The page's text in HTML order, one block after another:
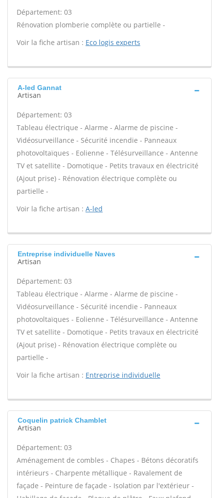
Département: 03
Rénovation plomberie complète ou partielle -
Voir la fiche artisan : Eco logis experts
A-led Gannat
Artisan
Département: 03
Tableau électrique - Alarme - Alarme de piscine -
Vidéosurveillance - Sécurité incendie - Panneaux
photovoltaïques - Eolienne - Télésurveillance - Antenne
TV et satellite - Domotique - Petits travaux en électricité
(Ajout prise) - Rénovation électrique complète ou
partielle -
Voir la fiche artisan : A-led
Entreprise individuelle Naves
Artisan
Département: 03
Tableau électrique - Alarme - Alarme de piscine -
Vidéosurveillance - Sécurité incendie - Panneaux
photovoltaïques - Eolienne - Télésurveillance - Antenne
TV et satellite - Domotique - Petits travaux en électricité
(Ajout prise) - Rénovation électrique complète ou
partielle -
Voir la fiche artisan : Entreprise individuelle
Coquelin patrick Chamblet
Artisan
Département: 03
Aménagement de combles - Chapes - Bétons décoratifs
intérieurs - Charpente métallique - Ravalement de
façade - Peinture de façade - Isolation par l'extérieur -